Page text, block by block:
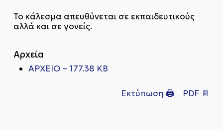
Το κάλεσμα απευθύνεται σε εκπαιδευτικούς
αλλά και σε γονείς.
Αρχεία
ΑΡΧΕΙΟ – 177.38 KB
Εκτύπωση 🖨 PDF 📄